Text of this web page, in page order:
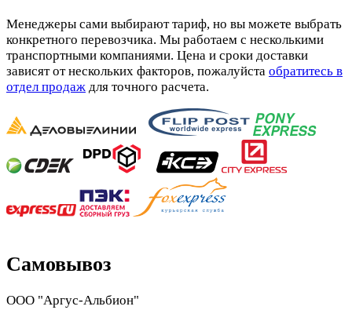
Менеджеры сами выбирают тариф, но вы можете выбрать
конкретного перевозчика. Мы работаем с несколькими
транспортными компаниями. Цена и сроки доставки
зависят от нескольких факторов, пожалуйста обратитесь в
отдел продаж для точного расчета.
Самовывоз
ООО "Аргус-Альбион"